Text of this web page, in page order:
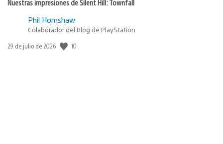
Nuestras impresiones de Silent Hill: Townfall
Phil Hornshaw
Colaborador del Blog de PlayStation
Fecha
29 de julio de 2026 10